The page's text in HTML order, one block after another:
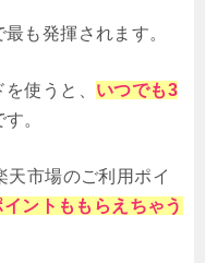
も発揮されます。
使うと、 いつでも3
。
天市場のご利用ポイ
ントももらえちゃう